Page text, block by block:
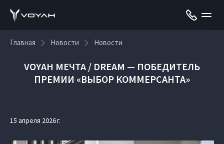
Главная Новости Новости
VOYAH МЕЧТА / DREAM — ПОБЕДИТЕЛЬ
ПРЕМИИ «ВЫБОР КОММЕРСАНТА»
15 апреля 2026 г.